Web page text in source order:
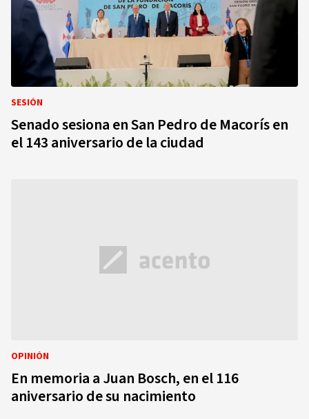
SESIÓN
Senado sesiona en San Pedro de Macorís en
el 143 aniversario de la ciudad
OPINIÓN
En memoria a Juan Bosch, en el 116
aniversario de su nacimiento